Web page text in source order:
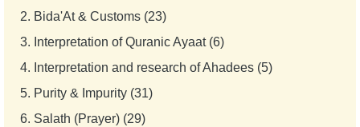
2. Bida'At & Customs (23)
3. Interpretation of Quranic Ayaat (6)
4. Interpretation and research of Ahadees (5)
5. Purity & Impurity (31)
6. Salath (Prayer) (29)